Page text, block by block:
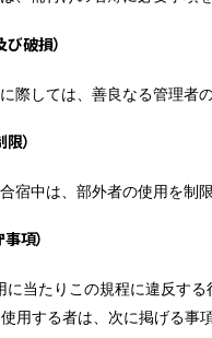
破損）
際しては、善良なる管理者
）
宿中は、部外者の使用を制
項）
当たりこの規程に違反する
用する者は、次に掲げる事